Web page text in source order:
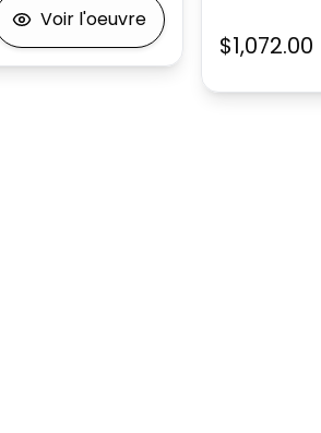
Voir l'oeuvre
$1,072.00